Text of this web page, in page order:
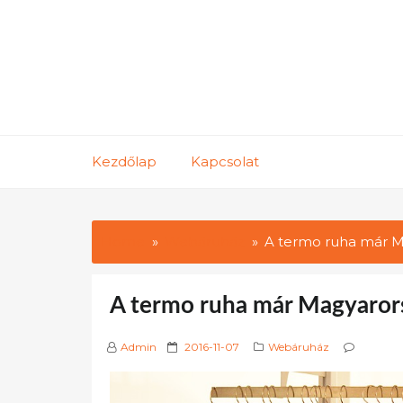
Kezdőlap Kapcsolat
A termo ruha már
A termo ruha már
Admin
P 2016-11-07 Webáruház